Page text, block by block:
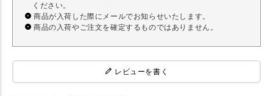
ください。
商品が入荷した際にメールでお知らせいたします。
商品の入荷やご注文を確定するものではありません。
レビューを書く